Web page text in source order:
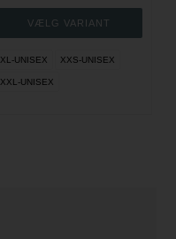
XL-UNISEX XXS-UNISEX
XXL-UNISEX